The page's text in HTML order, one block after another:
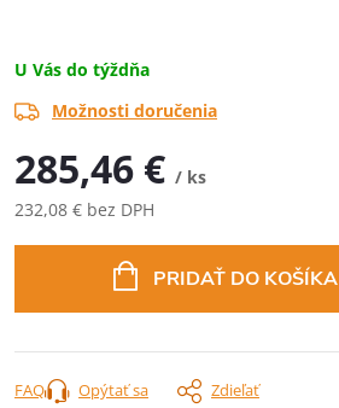
U Vás do týždňa
Možnosti doručenia
285,46 € / ks
232,08 € bez DPH
PRIDAŤ DO KOŠÍKA
Opýtať sa Zdieľať
FAQ